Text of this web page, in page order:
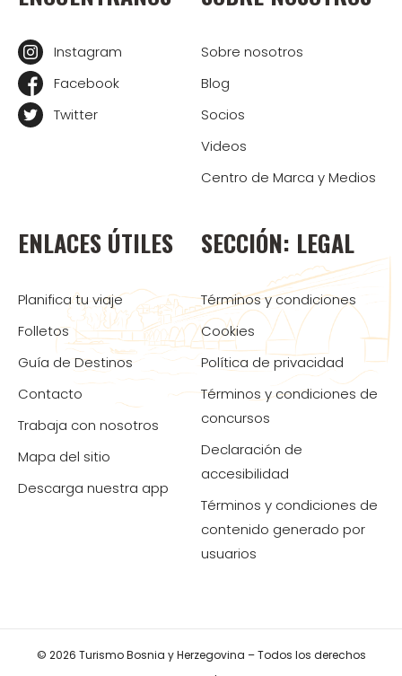
Instagram
Facebook
Twitter
Sobre nosotros
Blog
Socios
Videos
Centro de Marca y Medios
ENLACES ÚTILES
Planifica tu viaje
Folletos
Guía de Destinos
Contacto
Trabaja con nosotros
Mapa del sitio
Descarga nuestra app
SECCIÓN: LEGAL
Términos y condiciones
Cookies
Política de privacidad
Términos y condiciones de
concursos
Declaración de
accesibilidad
Términos y condiciones de
contenido generado por
usuarios
© 2026 Turismo Bosnia y Herzegovina – Todos los derechos